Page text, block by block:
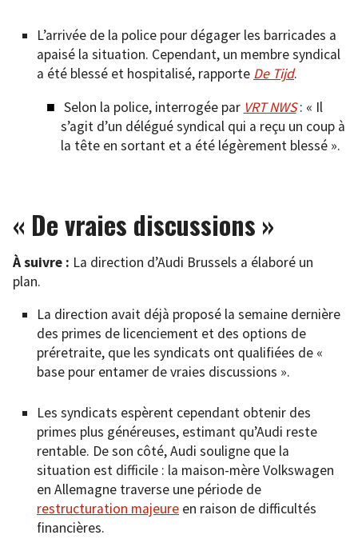
L’arrivée de la police pour dégager les barricades a
apaisé la situation. Cependant, un membre syndical
a été blessé et hospitalisé, rapporte De Tijd.
Selon la police, interrogée par VRT NWS: « Il
s’agit d’un délégué syndical qui a reçu un coup à
la tête en sortant et a été légèrement blessé ».
« De vraies discussions »
À suivre : La direction d’Audi Brussels a élaboré un
plan.
La direction avait déjà proposé la semaine dernière
des primes de licenciement et des options de
préretraite, que les syndicats ont qualifiées de «
base pour entamer de vraies discussions ».
Les syndicats espèrent cependant obtenir des
primes plus généreuses, estimant qu’Audi reste
rentable. De son côté, Audi souligne que la
situation est difficile : la maison-mère Volkswagen
en Allemagne traverse une période de
restructuration majeure en raison de difficultés
financières.